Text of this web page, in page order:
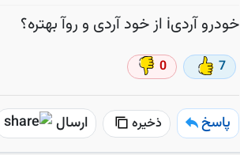
خودرو آردیi از خود آردی و روآ بهتره؟
7
0
پاسخ ذخیره ارسال